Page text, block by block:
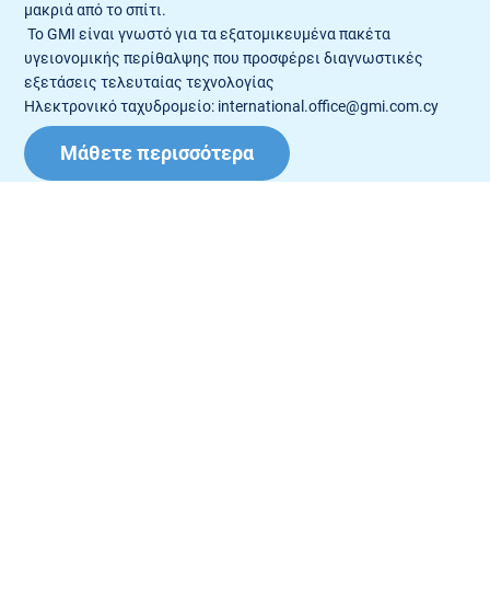
μακριά από το σπίτι.
Το GMI είναι γνωστό για τα εξατομικευμένα πακέτα
υγειονομικής περίθαλψης που προσφέρει διαγνωστικές
εξετάσεις τελευταίας τεχνολογίας
Ηλεκτρονικό ταχυδρομείο: international.office@gmi.com.cy
Μάθετε περισσότερα